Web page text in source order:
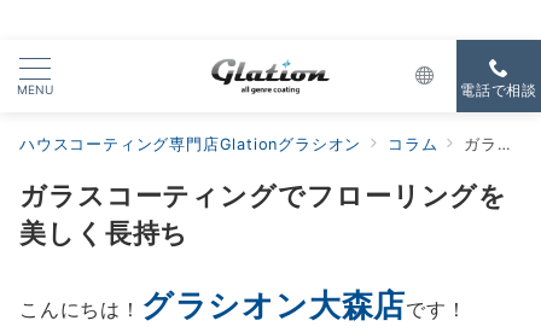
MENU 電話で相談
ハウスコーティング専門店Glationグラシオン コラム ガラスコーティングでフローリングを美しく長持ち
ガラスコーティングでフローリングを
美しく長持ち
こんにちは！ グラシオン大森店です！